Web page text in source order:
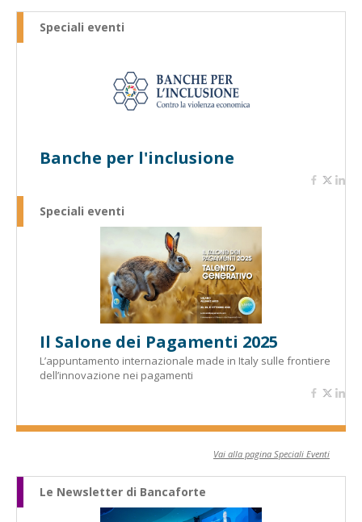
Speciali eventi
Banche per l'inclusione
Speciali eventi
Il Salone dei Pagamenti 2025
L’appuntamento internazionale made in Italy sulle frontiere
dell’innovazione nei pagamenti
Vai alla pagina Speciali Eventi
Le Newsletter di Bancaforte